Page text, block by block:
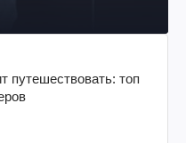
путешествовать: топ